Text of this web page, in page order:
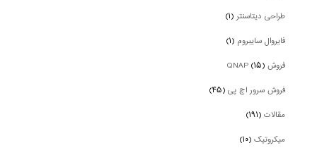
طراحی دیتاسنتر(۱)
فایروال سایبروم (۱)
فروش QNAP (۱۵)
فروش سرور اچ پی(۴۵)
مقالات(۱۹۱)
میکروتیک(۱۰)